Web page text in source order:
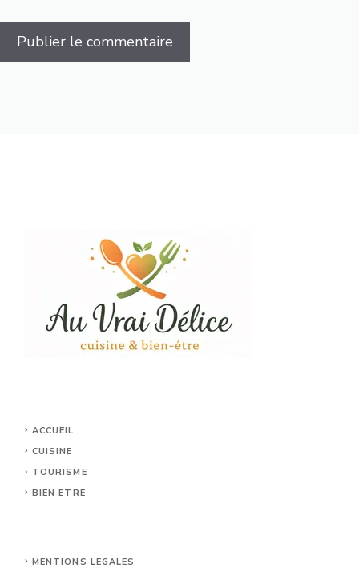
ACCUEIL
CUISINE
TOURISME
BIEN ETRE
MENTIONS LEGALES